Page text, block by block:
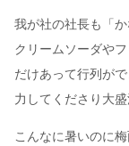
我が社の社長も「
クリームソーダや
だけあって行列が
力してくださり大
こんなに暑いのに